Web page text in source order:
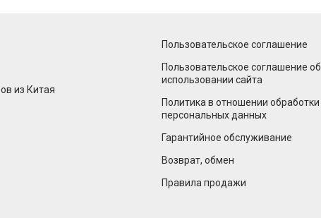
из Китая
Пользовательское соглашение
Пользовательское соглашение об
использовании сайта
Политика в отношении обработки
персональных данных
Гарантийное обслуживание
Возврат, обмен
Правила продажи